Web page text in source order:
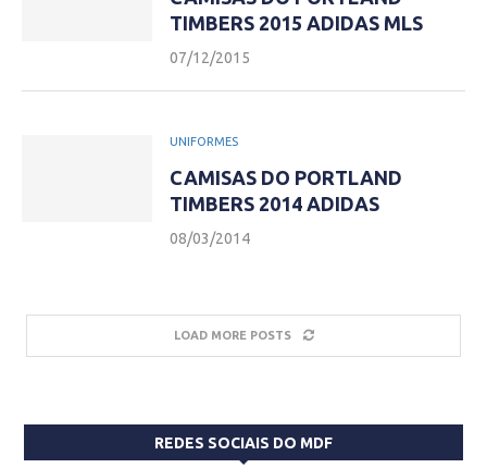
TIMBERS 2015 ADIDAS MLS
07/12/2015
UNIFORMES
CAMISAS DO PORTLAND
TIMBERS 2014 ADIDAS
08/03/2014
LOAD MORE POSTS
REDES SOCIAIS DO MDF